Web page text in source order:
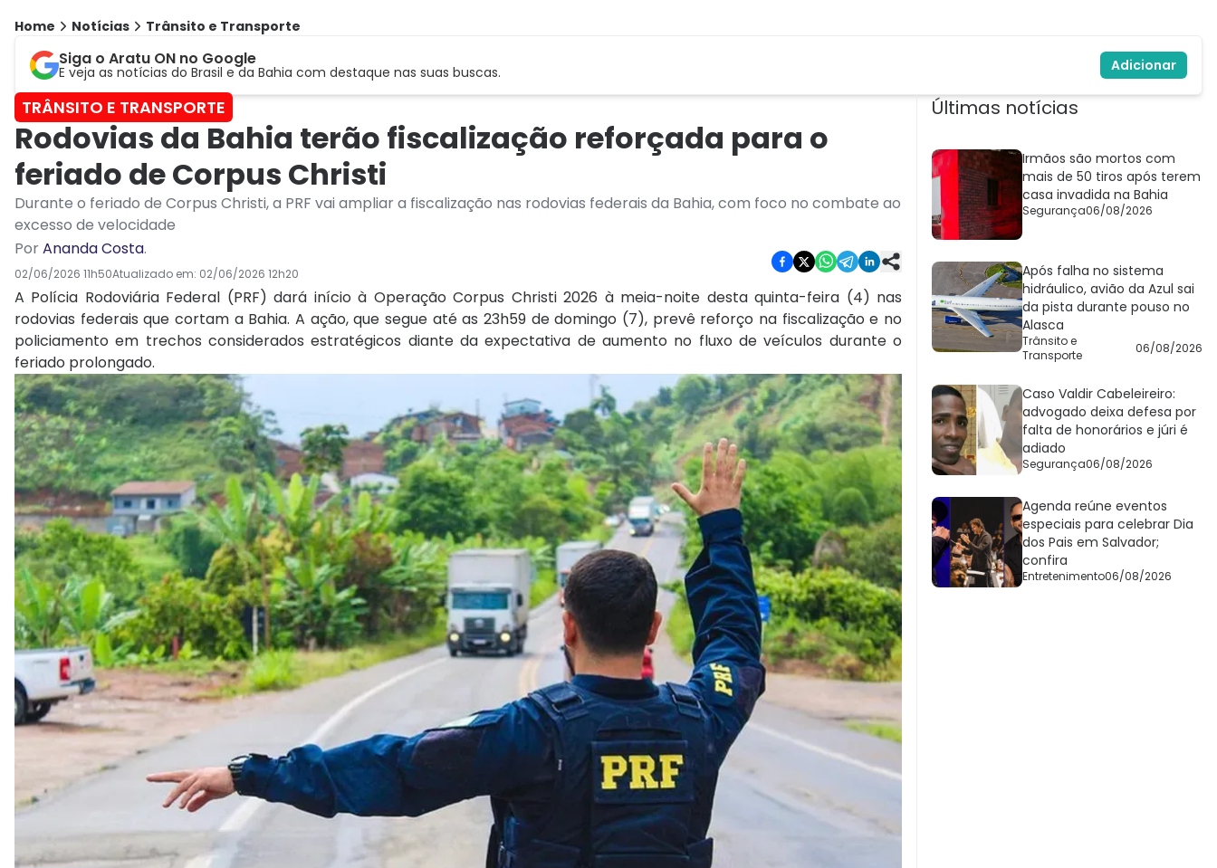
Home Notícias Trânsito e Transporte
Siga o Aratu ON no Google
E veja as notícias do Brasil e da Bahia com destaque nas suas buscas. Adicionar
TRÂNSITO E TRANSPORTE
Rodovias da Bahia terão fiscalização reforçada para o
feriado de Corpus Christi
Durante o feriado de Corpus Christi, a PRF vai ampliar a fiscalização nas rodovias federais da Bahia, com foco no combate ao
excesso de velocidade
PorAnanda Costa.
02/06/2026 11h50Atualizado em: 02/06/2026 12h20
A Polícia Rodoviária Federal (PRF) dará início à Operação Corpus Christi 2026 à meia-noite desta quinta-feira (4) nas
rodovias federais que cortam a Bahia. A ação, que segue até as 23h59 de domingo (7), prevê reforço na fiscalização e no
policiamento em trechos considerados estratégicos diante da expectativa de aumento no fluxo de veículos durante o
feriado prolongado.
Últimas notícias
Irmãos são mortos com
mais de 50 tiros após terem
casa invadida na Bahia
Segurança06/08/2026
Após falha no sistema
hidráulico, avião da Azul sai
da pista durante pouso no
Alasca
Trânsito e
Transporte
06/08/2026
Caso Valdir Cabeleireiro:
advogado deixa defesa por
falta de honorários e júri é
adiado
Segurança06/08/2026
Agenda reúne eventos
especiais para celebrar Dia
dos Pais em Salvador;
confira
Entretenimento06/08/2026